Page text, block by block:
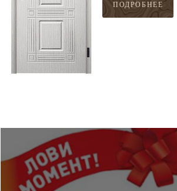
ПОДРОБНЕЕ